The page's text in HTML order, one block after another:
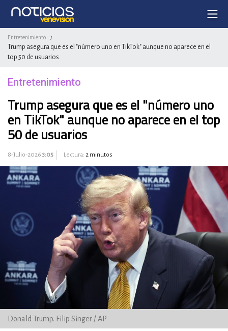
Entretenimiento /
Trump asegura que es el "número uno en TikTok" aunque no aparece en el
top 50 de usuarios
Entretenimiento
Trump asegura que es el "número uno
en TikTok" aunque no aparece en el top
50 de usuarios
8-Julio-2026 3:05 Lectura: 2 minutos
Donald Trump. Filip Singer / AP